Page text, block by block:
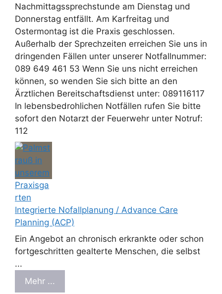
Nachmittagssprechstunde am Dienstag und
Donnerstag entfällt. Am Karfreitag und
Ostermontag ist die Praxis geschlossen.
Außerhalb der Sprechzeiten erreichen Sie uns in
dringenden Fällen unter unserer Notfallnummer:
089 649 461 53 Wenn Sie uns nicht erreichen
können, so wenden Sie sich bitte an den
Ärztlichen Bereitschaftsdienst unter: 089116117
In lebensbedrohlichen Notfällen rufen Sie bitte
sofort den Notarzt der Feuerwehr unter Notruf:
112
Integrierte Nofallplanung / Advance Care
Planning (ACP)
Ein Angebot an chronisch erkrankte oder schon
fortgeschritten gealterte Menschen, die selbst
...
Mehr ...